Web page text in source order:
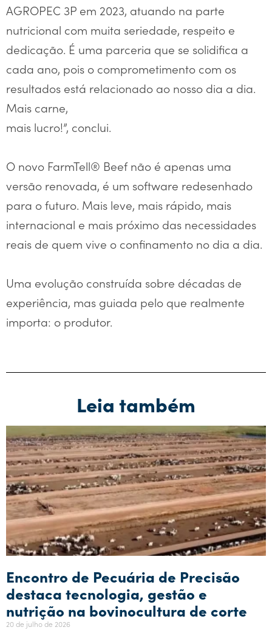
AGROPEC 3P em 2023, atuando na parte
nutricional com muita seriedade, respeito e
dedicação. É uma parceria que se solidifica a
cada ano, pois o comprometimento com os
resultados está relacionado ao nosso dia a dia.
Mais carne,
mais lucro!”, conclui.
O novo FarmTell® Beef não é apenas uma
versão renovada, é um software redesenhado
para o futuro. Mais leve, mais rápido, mais
internacional e mais próximo das necessidades
reais de quem vive o confinamento no dia a dia.
Uma evolução construída sobre décadas de
experiência, mas guiada pelo que realmente
importa: o produtor.
Leia também
Encontro de Pecuária de Precisão
destaca tecnologia, gestão e
nutrição na bovinocultura de corte
20 de julho de 2026